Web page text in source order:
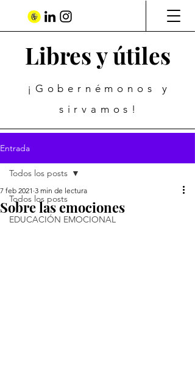
Libres y útiles
¡Gobernémonos y
sirvamos!
Entrada
Todos los posts
EDUCACIÓN EMOCIONAL
Todos los posts
Sobre las emociones
7 feb 2021 3 min de lectura